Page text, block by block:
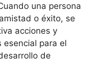
una persona
o éxito, se
acciones y
esencial para el
de